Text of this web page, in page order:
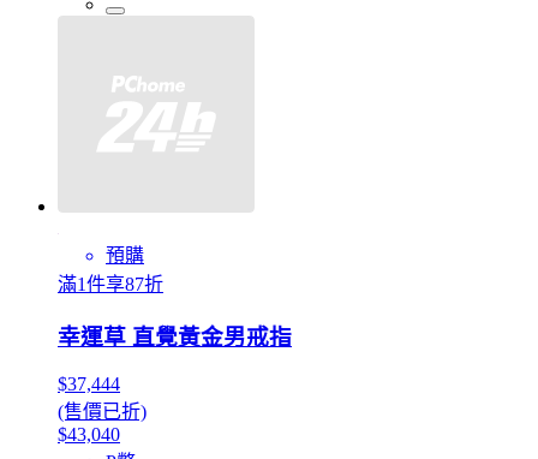
預購
滿1件享87折
幸運草 直覺黃金男戒指
$37,444
(售價已折)
$43,040